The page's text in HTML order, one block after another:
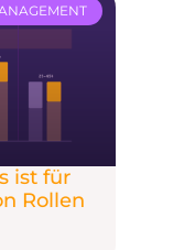
ist für
Rollen